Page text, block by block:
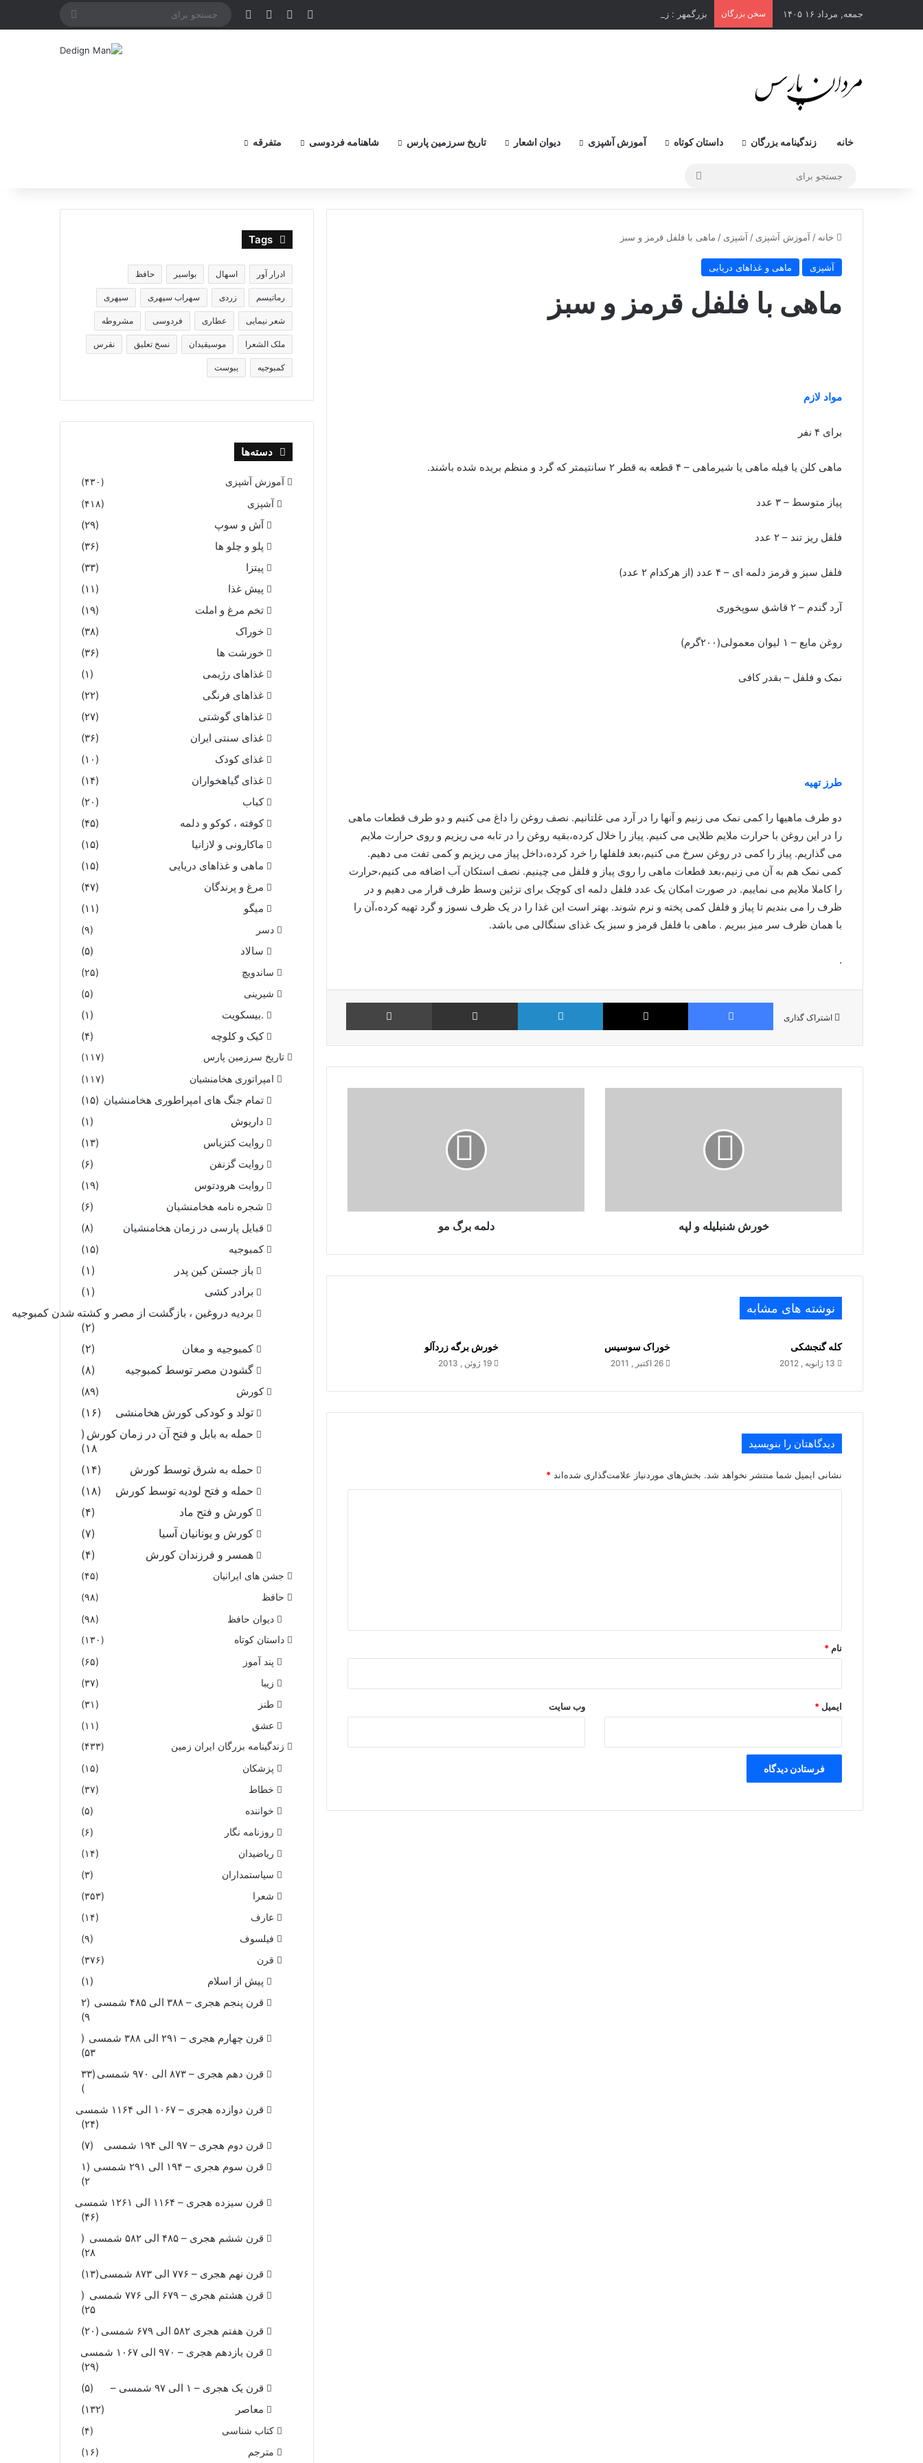
جمعه, مرداد ۱۶ ۱۴۰۵ سخن بزرگان بزرگمهر : زورمندترین و پر گزنده ترین اهرمن آز است ، که دیوی است ستمکار و دیر ساز فیس بوک یوتیوب اینستاگرام
خانه زندگینامه بزرگان داستان کوتاه آموزش آشپزی دیوان اشعار تاریخ سرزمین پارس شاهنامه فردوسی متفرقه
خانه / آموزش آشپزی / آشپزی / ماهی با فلفل قرمز و سبز
آشپزی ماهی و غذاهای دریایی
ماهی با فلفل قرمز و سبز
مواد لازم
برای ۴ نفر
ماهی کلن یا فیله ماهی یا شیرماهی – ۴ قطعه به قطر ۲ سانتیمتر که گرد و منظم بریده شده باشند.
پیاز متوسط – ۳ عدد
فلفل ریز تند – ۲ عدد
فلفل سبز و قرمز دلمه ای – ۴ عدد (از هرکدام ۲ عدد)
آرد گندم – ۲ قاشق سوپخوری
روغن مایع – ۱ لیوان معمولی(۲۰۰گرم)
نمک و فلفل – بقدر کافی
طرز تهیه
دو طرف ماهیها را کمی نمک می زنیم و آنها را در آرد می غلتانیم. نصف روغن را داغ می کنیم و دو طرف قطعات ماهی
را در این روغن با حرارت ملایم طلایی می کنیم. پیاز را خلال کرده،بقیه روغن را در تابه می ریزیم و روی حرارت ملایم
می گذاریم. پیاز را کمی در روغن سرخ می کنیم،بعد فلفلها را خرد کرده،داخل پیاز می ریزیم و کمی تفت می دهیم.
کمی نمک هم به آن می زنیم،بعد قطعات ماهی را روی پیاز و فلفل می چینیم. نصف استکان آب اضافه می کنیم،حرارت
را کاملا ملایم می نماییم. در صورت امکان یک عدد فلفل دلمه ای کوچک برای تزئین وسط ظرف قرار می دهیم و در
ظرف را می بندیم تا پیاز و فلفل کمی پخته و نرم شوند. بهتر است این غذا را در یک ظرف نسوز و گرد تهیه کرده،آن را
با همان ظرف سر میز ببریم . ماهی با فلفل قرمز و سبز یک غذای سنگالی می باشد.
.
اشتراک گذاری
فیس بوک X لینکدین اشتراک گذاری از طریق ایمیل چاپ
خورش شنبلیله و لپه دلمه برگ مو
نوشته های مشابه
کله گنجشکی
13 ژانویه , 2012
خوراک سوسیس
26 اکتبر , 2011
خورش برگه زردآلو
19 ژوئن , 2013
دیدگاهتان را بنویسید
نشانی ایمیل شما منتشر نخواهد شد. بخش‌های موردنیاز علامت‌گذاری شده‌اند *
نام *
ایمیل * وب‌ سایت
Tags
ادرار آور اسهال بواسیر حافظ
رماتیسم زردی سهراب سپهری سپهری
شعر نیمایی عطاری فردوسی مشروطه
ملک الشعرا موسیقیدان نسخ تعلیق نقرس
کمبوجیه یبوست
دسته‌ها
آموزش آشپزی (۴۳۰)
آشپزی (۴۱۸)
آش و سوپ
(۲۹)
پلو و چلو ها
(۳۶)
پیتزا
(۳۳)
پیش غذا
(۱۱)
تخم مرغ و املت
(۱۹)
خوراک
(۳۸)
خورشت ها
(۳۶)
غذاهای رژیمی
(۱)
غذاهای فرنگی
(۲۲)
غذاهای گوشتی
(۲۷)
غذای سنتی ایران
(۳۶)
غذای کودک
(۱۰)
غذای گیاهخواران
(۱۴)
کباب
(۲۰)
کوفته ، کوکو و دلمه
(۴۵)
ماکارونی و لازانیا
(۱۵)
ماهی و غذاهای دریایی
(۱۵)
مرغ و پرندگان
(۴۷)
میگو
(۱۱)
دسر (۹)
سالاد (۵)
ساندویچ
(۲۵)
شیرینی
(۵)
.بیسکویت
(۱)
کیک و کلوچه
(۴)
تاریخ سرزمین پارس (۱۱۷)
امپراتوری هخامنشیان (۱۱۷)
تمام جنگ های امپراطوری هخامنشیان (۱۵)
داریوش
(۱)
روایت کتزیاس
(۱۳)
روایت گزنفن
(۶)
روایت هرودتوس
(۱۹)
شجره نامه هخامنشیان
(۶)
قبایل پارسی در زمان هخامنشیان
(۸)
کمبوجیه
(۱۵)
باز جستن کین پدر
(۱)
برادر کشی
(۱)
بردیه دروغین ، بازگشت از مصر و کشته شدن کمبوجیه
(۲)
کمبوجیه و مغان
(۲)
گشودن مصر توسط کمبوجیه
(۸)
کورش
(۸۹)
تولد و کودکی کورش هخامنشی
(۱۶)
حمله به بابل و فتح آن در زمان کورش (
۱۸)
حمله به شرق توسط کورش
(۱۴)
حمله و فتح لودیه توسط کورش
(۱۸)
کورش و فتح ماد
(۴)
کورش و یونانیان آسیا
(۷)
همسر و فرزندان کورش
(۴)
جشن های ایرانیان
(۴۵)
حافظ
(۹۸)
دیوان حافظ (۹۸)
داستان کوتاه (۱۳۰)
پند آموز
(۶۵)
زیبا
(۳۷)
طنز
(۳۱)
عشق
(۱۱)
زندگینامه بزرگان ایران زمین (۴۳۳)
پزشکان
(۱۵)
خطاط
(۳۷)
خواننده
(۵)
روزنامه نگار
(۶)
ریاضیدان
(۱۴)
سیاستمداران
(۳)
شعرا
(۳۵۳)
عارف
(۱۴)
فیلسوف
(۹)
قرن
(۳۷۶)
پیش از اسلام
(۱)
قرن پنجم هجری – ۳۸۸ الی ۴۸۵ شمسی
(۲
۹)
قرن چهارم هجری – ۲۹۱ الی ۳۸۸ شمسی
(
۵۳)
قرن دهم هجری – ۸۷۳ الی ۹۷۰ شمسی
(۳۳
)
قرن دوازده هجری – ۱۰۶۷ الی ۱۱۶۴ شمسی
(۲۴)
قرن دوم هجری – ۹۷ الی ۱۹۴ شمسی
(۷)
قرن سوم هجری – ۱۹۴ الی ۲۹۱ شمسی
(۱
۲)
قرن سیزده هجری – ۱۱۶۴ الی ۱۲۶۱ شمسی
(۴۶)
قرن ششم هجری – ۴۸۵ الی ۵۸۲ شمسی
(
۲۸)
قرن نهم هجری – ۷۷۶ الی ۸۷۳ شمسی
(۱۳)
قرن هشتم هجری – ۶۷۹ الی ۷۷۶ شمسی
(
۲۵)
قرن هفتم هجری ۵۸۲ الی ۶۷۹ شمسی
(۲۰)
قرن یازدهم هجری – ۹۷۰ الی ۱۰۶۷ شمسی
(۲۹)
قرن یک هجری – ۱ الی ۹۷ شمسی –
(۵)
معاصر
(۱۳۲)
کتاب شناسی
(۴)
مترجم
(۱۶)